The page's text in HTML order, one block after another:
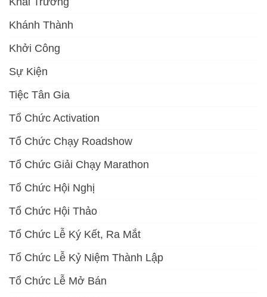
Khánh Thành
Khởi Công
Sự Kiện
Tiệc Tân Gia
Tổ Chức Activation
Tổ Chức Chạy Roadshow
Tổ Chức Giải Chạy Marathon
Tổ Chức Hội Nghị
Tổ Chức Hội Thảo
Tổ Chức Lễ Ký Kết, Ra Mắt
Tổ Chức Lễ Kỷ Niệm Thành Lập
Tổ Chức Lễ Mở Bán